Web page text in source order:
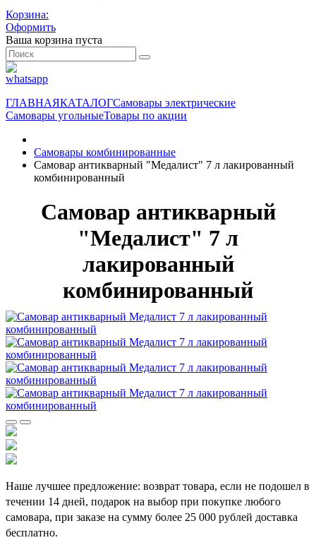
Корзина:
Оформить
Ваша корзина пуста
ГЛАВНАЯКАТАЛОГСамовары электрические
Самовары угольныеТовары по акции
Самовары комбинированные
Самовар антикварный "Медалист" 7 л лакированный
комбинированный
Самовар антикварный
"Медалист" 7 л
лакированный
комбинированный
Наше лучшее предложение: возврат товара, если не подошел в
течении 14 дней, подарок на выбор при покупке любого
самовара, при заказе на сумму более 25 000 рублей доставка
бесплатно.